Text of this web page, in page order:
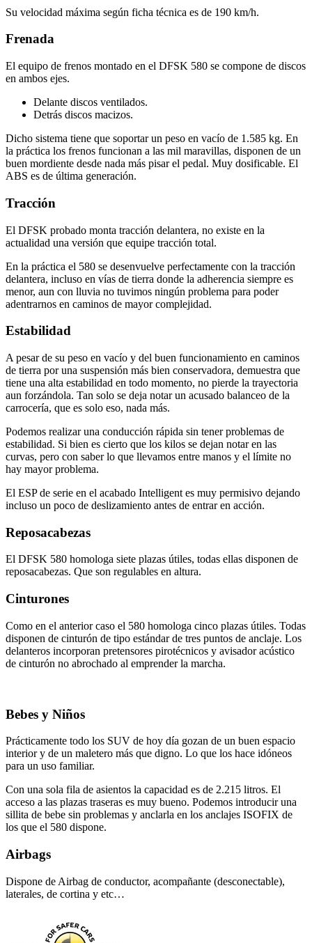
Su velocidad máxima según ficha técnica es de 190 km/h.
Frenada
El equipo de frenos montado en el DFSK 580 se compone de discos
en ambos ejes.
Delante discos ventilados.
Detrás discos macizos.
Dicho sistema tiene que soportar un peso en vacío de 1.585 kg. En
la práctica los frenos funcionan a las mil maravillas, disponen de un
buen mordiente desde nada más pisar el pedal. Muy dosificable. El
ABS es de última generación.
Tracción
El DFSK probado monta tracción delantera, no existe en la
actualidad una versión que equipe tracción total.
En la práctica el 580 se desenvuelve perfectamente con la tracción
delantera, incluso en vías de tierra donde la adherencia siempre es
menor, aun con lluvia no tuvimos ningún problema para poder
adentrarnos en caminos de mayor complejidad.
Estabilidad
A pesar de su peso en vacío y del buen funcionamiento en caminos
de tierra por una suspensión más bien conservadora, demuestra que
tiene una alta estabilidad en todo momento, no pierde la trayectoria
aun forzándola. Tan solo se deja notar un acusado balanceo de la
carrocería, que es solo eso, nada más.
Podemos realizar una conducción rápida sin tener problemas de
estabilidad. Si bien es cierto que los kilos se dejan notar en las
curvas, pero con saber lo que llevamos entre manos y el límite no
hay mayor problema.
El ESP de serie en el acabado Intelligent es muy permisivo dejando
incluso un poco de deslizamiento antes de entrar en acción.
Reposacabezas
El DFSK 580 homologa siete plazas útiles, todas ellas disponen de
reposacabezas. Que son regulables en altura.
Cinturones
Como en el anterior caso el 580 homologa cinco plazas útiles. Todas
disponen de cinturón de tipo estándar de tres puntos de anclaje. Los
delanteros incorporan pretensores pirotécnicos y avisador acústico
de cinturón no abrochado al emprender la marcha.
Bebes y Niños
Prácticamente todo los SUV de hoy día gozan de un buen espacio
interior y de un maletero más que digno. Lo que los hace idóneos
para un uso familiar.
Con una sola fila de asientos la capacidad es de 2.215 litros. El
acceso a las plazas traseras es muy bueno. Podemos introducir una
sillita de bebe sin problemas y anclarla en los anclajes ISOFIX de
los que el 580 dispone.
Airbags
Dispone de Airbag de conductor, acompañante (desconectable),
laterales, de cortina y etc…